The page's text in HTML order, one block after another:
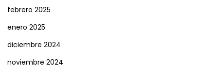
febrero 2025
enero 2025
diciembre 2024
noviembre 2024